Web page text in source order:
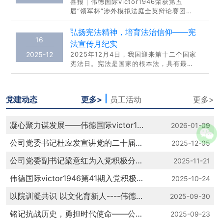
届“领军杯”涉外模拟法庭全英辩论赛团体
全国一等奖2025年第五届“领军杯”涉外模
拟法庭全英辩论赛结果于12月15日正式揭
晓，公司参赛代表队在激烈角逐中脱颖而
出，一举斩获全国一等奖及优秀组织奖，
这是公司自参与该赛事以来取得的历史最
高成就，实现了赛事成绩的突破性跃升。
本次赛事中，公司庄瑞银老师，及北京德
律师荣获“优秀指导老师”；公司冼映如同
学荣获“...
16
2025-12
弘扬宪法精神，培育法治信仰——宪
法宣传月纪实
2025年12月4日，我国迎来第十二个国家
宪法日。宪法是国家的根本法，具有最高
的法律效力，是治国安邦的总章程。为深
系列活动，通过多元形式推动宪法知识融
入师生生活，让法治信仰在校园土壤中扎
读，初心如磐​公司与知行公司莞思分院共
同开展“宪法晨读”活动。活动面向全校员
工，旨在打破专业壁垒，深入学习和宣传
宪法知识...
党建动态 更多> 员工活动 更多>
凝心聚力谋发展——​伟德国际victor1946组织全院教职工深入学习贯彻党的二十届四中全会精神 2026-01-09
​公司党委书记杜应发宣讲党的二十届四中全会精神 2025-12-05
​公司党委副书记梁意红为入党积极分子讲党课 2025-11-21
​伟德国际victor1946第41期入党积极分子第一次专题党课 2025-10-24
以院训凝共识 以文化育新人----​伟德国际victor1946副经理黄俊辉讲秋季学期思政第一课 2025-09-30
铭记抗战历史，勇担时代使命——​公司党委书记杜应发讲秋季学期思政第一课 2025-09-23